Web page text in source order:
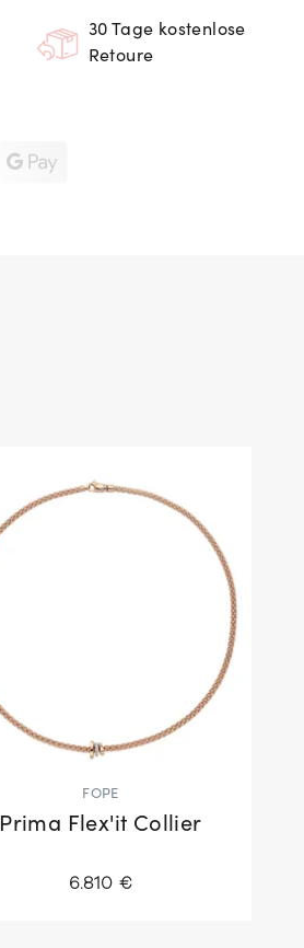
30 Tage kostenlose
Retoure
FOPE
Prima Flex'it Collier
6.810 €